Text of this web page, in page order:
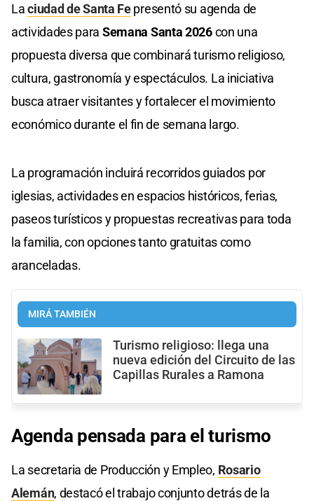
Laciudad de Santa Fepresentó su agenda de
actividades para Semana Santa 2026con una
propuesta diversa que combinará turismo religioso,
cultura, gastronomía y espectáculos. La iniciativa
busca atraer visitantes y fortalecer el movimiento
económico durante el fin de semana largo.
La programación incluirá recorridos guiados por
iglesias, actividades en espacios históricos, ferias,
paseos turísticos y propuestas recreativas para toda
la familia, con opciones tanto gratuitas como
aranceladas.
MIRÁ TAMBIÉN
Turismo religioso: llega una
nueva edición del Circuito de las
Capillas Rurales a Ramona
Agenda pensada para el turismo
La secretaria de Producción y Empleo, Rosario
Alemán, destacó el trabajo conjunto detrás de la